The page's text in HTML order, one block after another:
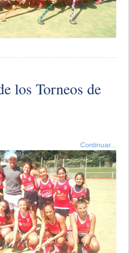
los Torneos de
Continuar...